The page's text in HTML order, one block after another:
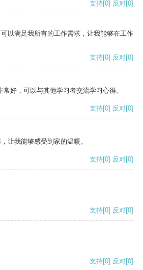
支持[0] 反对[0]
以满足我所有的工作需求，让我能够在工作
支持[0] 反对[0]
好，可以与其他学习者交流学习心得。
支持[0] 反对[0]
让我能够感受到家的温暖。
支持[0] 反对[0]
支持[0] 反对[0]
支持[0] 反对[0]